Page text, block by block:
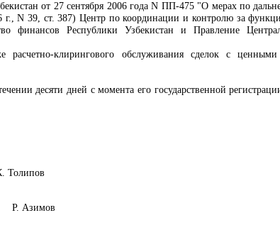
от 27 сентября 2006 года N ПП-475 "О мерах по
г., N 39, ст. 387) Центр по координации и контролю за
финансов Республики Узбекистан и Правление
расчетно-клирингового обслуживания сделок с
десяти дней с момента его государственной